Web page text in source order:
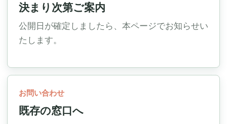
決まり次第ご案内
公開日が確定しましたら、本ページでお知らせい
たします。
お問い合わせ
既存の窓口へ